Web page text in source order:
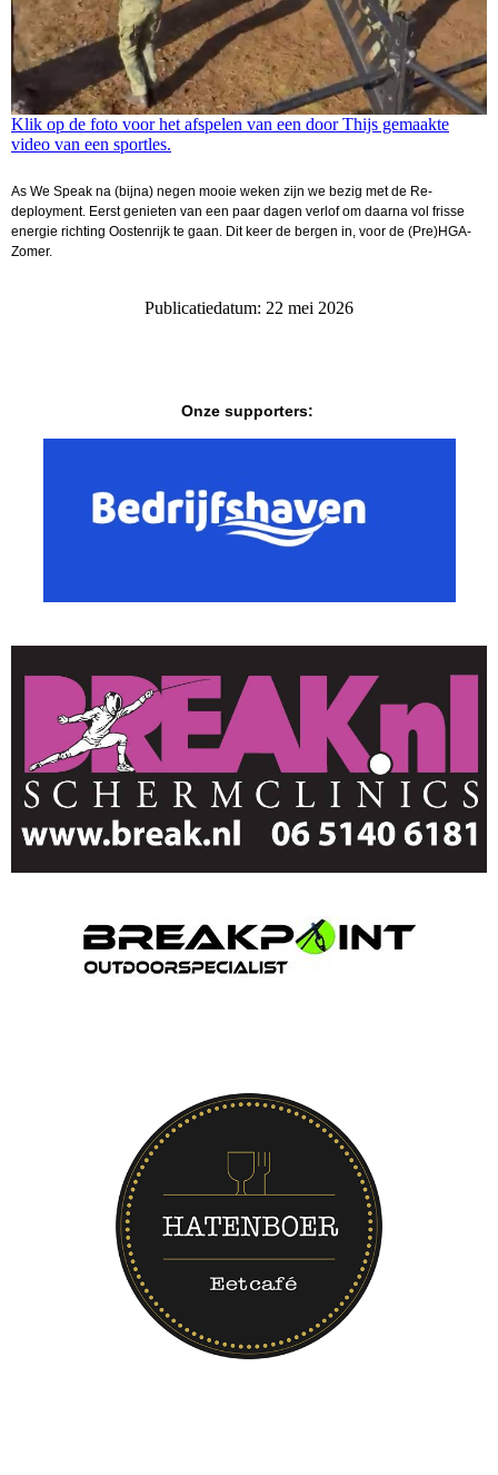
Klik op de foto voor het afspelen van een door Thijs gemaakte
video van een sportles.
As We Speak na (bijna) negen mooie weken zijn we bezig met de Re-
deployment. Eerst genieten van een paar dagen verlof om daarna vol frisse
energie richting Oostenrijk te gaan. Dit keer de bergen in, voor de (Pre)HGA-
Zomer.
Publicatiedatum: 22 mei 2026
Onze supporters: